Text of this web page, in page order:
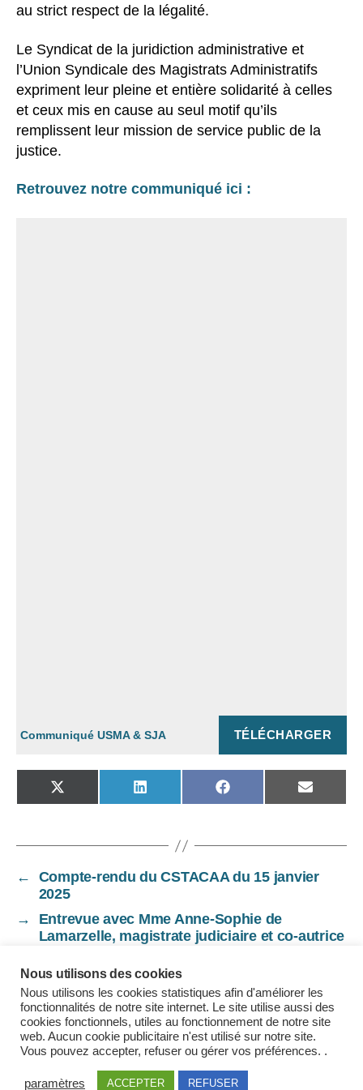
au strict respect de la légalité.
Le Syndicat de la juridiction administrative et
l’Union Syndicale des Magistrats Administratifs
expriment leur pleine et entière solidarité à celles
et ceux mis en cause au seul motif qu’ils
remplissent leur mission de service public de la
justice.
Retrouvez notre communiqué ici :
Communiqué USMA & SJA TÉLÉCHARGER
SHARE
ON
SHARE
ON
SHARE
ON
SHARE
ON
←
Compte-rendu du CSTACAA du 15 janvier
2025
→
Entrevue avec Mme Anne-Sophie de
Lamarzelle, magistrate judiciaire et co-autrice
juridiction
© 2026 USMA
Mentions légales
Nous utilisons des cookies
Nous utilisons les cookies statistiques afin d'améliorer les
fonctionnalités de notre site internet. Le site utilise aussi des
cookies fonctionnels, utiles au fonctionnement de notre site
web. Aucun cookie publicitaire n'est utilisé sur notre site.
Vous pouvez accepter, refuser ou gérer vos préférences. .
paramètres ACCEPTER REFUSER